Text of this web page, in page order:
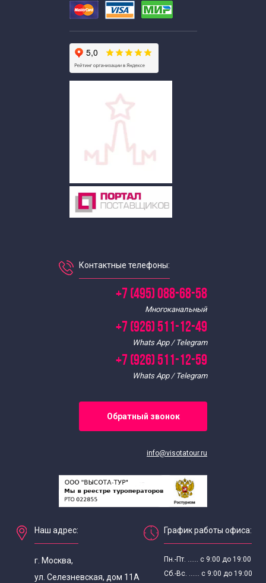
ОПЫТ РАБОТЫ
пяти лет работы на туристическом рынке
столицы. Нашими услугами воспользовались
Контактные телефоны:
+7 (495) 088-68-58
Многоканальный
+7 (926) 511-12-49
Whats App / Telegram
+7 (926) 511-12-59
Whats App / Telegram
Обратный звонок
info@visotatour.ru
Наш адрес:
г. Москва,
ул. Селезневская, дом 11А
График работы офиса:
Пн.-Пт. ...... с 9:00 до 19:00
Сб.-Вс. ...... с 9:00 до 19:00